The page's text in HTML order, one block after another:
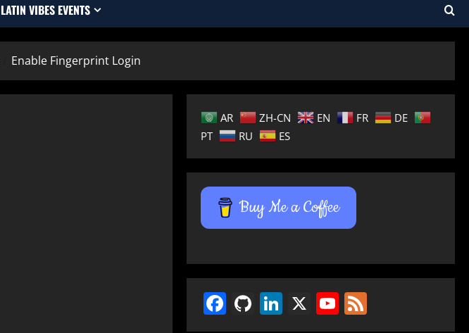
LATIN VIBES EVENTS
Enable Fingerprint Login
AR ZH-CN EN FR
DE
PT
RU ES
Buy Me a Coffee
Facebook
GitHub
LinkedIn
X YouTube
Feed